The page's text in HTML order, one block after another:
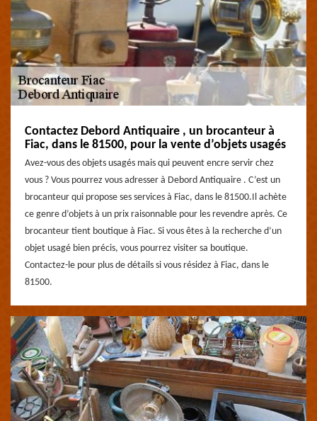
Contactez Debord Antiquaire , un brocanteur à
Fiac, dans le 81500, pour la vente d’objets usagés
Avez-vous des objets usagés mais qui peuvent encre servir chez
vous ? Vous pourrez vous adresser à Debord Antiquaire . C’est un
brocanteur qui propose ses services à Fiac, dans le 81500.Il achète
ce genre d’objets à un prix raisonnable pour les revendre après. Ce
brocanteur tient boutique à Fiac. Si vous êtes à la recherche d’un
objet usagé bien précis, vous pourrez visiter sa boutique.
Contactez-le pour plus de détails si vous résidez à Fiac, dans le
81500.